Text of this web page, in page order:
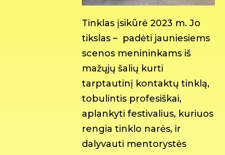
Tinklas įsikūrė 2023 m. Jo
tikslas – padėti jauniesiems
scenos menininkams iš
mažųjų šalių kurti
tarptautinį kontaktų tinklą,
tobulintis profesiškai,
aplankyti festivalius, kuriuos
rengia tinklo narės, ir
dalyvauti mentorystės